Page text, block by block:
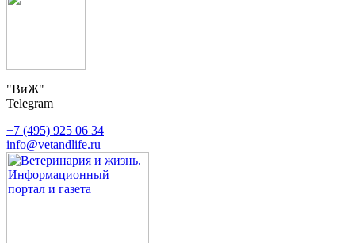
"ВиЖ"
Telegram
+7 (495) 925 06 34
info@vetandlife.ru